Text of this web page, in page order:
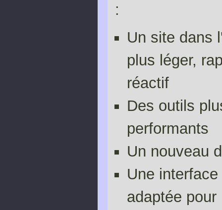
:
Un site dans
plus léger,
réactif
Des outils
performants
Un nouveau
Une
adaptée pour